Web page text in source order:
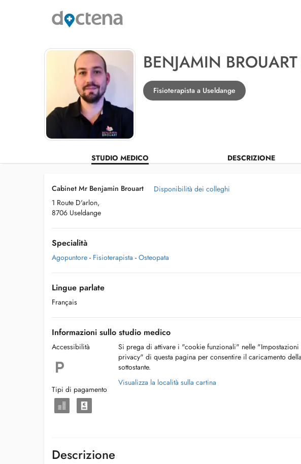
BENJAMIN BROUART
Fisioterapista a Useldange
STUDIO MEDICO DESCRIZIONE
Cabinet Mr Benjamin Brouart
1 Route D'arlon,
8706 Useldange
Disponibilità dei colleghi
Specialità
Agopuntore - Fisioterapista - Osteopata
Lingue parlate
Français
Informazioni sullo studio medico
Accessibilità
Tipi di pagamento
Si prega di attivare i "cookie funzionali" nelle "Impostazioni
privacy" di questa pagina per consentire il caricamento
sottostante.
Visualizza la località sulla cartina
Descrizione